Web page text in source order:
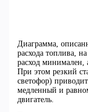
Диаграмма,
расхода топлива,
расход минимален,
При этом резкий
светофор)
медленный и
двигатель.